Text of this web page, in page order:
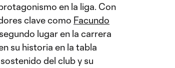
en la liga. Con
clave como Facundo
lugar en la carrera
su historia en la tabla
del club y su